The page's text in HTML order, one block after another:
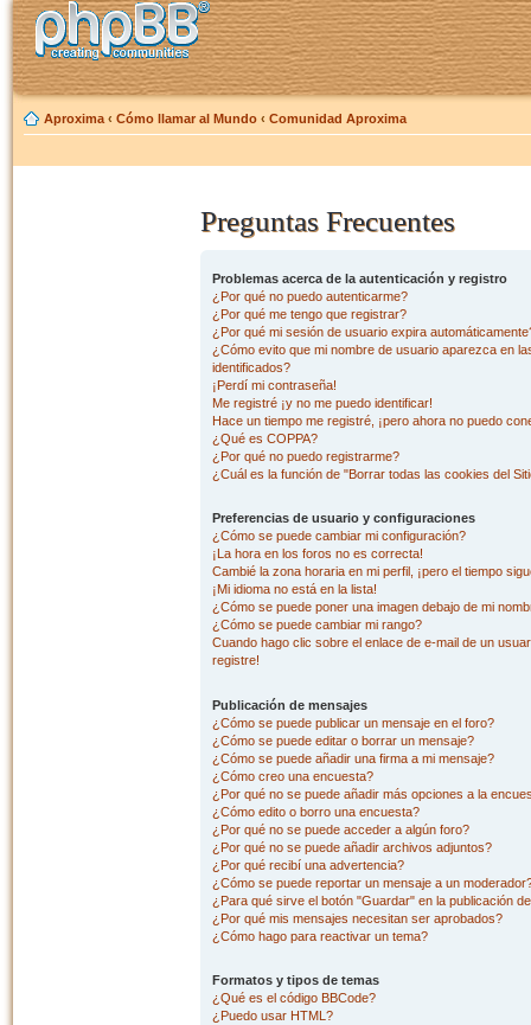
Aproxima ‹ Cómo llamar al Mundo ‹ Comunidad Aproxima
Preguntas Frecuentes
Problemas acerca de la autenticación y registro
¿Por qué no puedo autenticarme?
¿Por qué me tengo que registrar?
¿Por qué mi sesión de usuario expira
¿Cómo evito que mi nombre de usuario aparezca en
identificados?
¡Perdí mi contraseña!
Me registré ¡y no me puedo identificar!
Hace un tiempo me registré, ¡pero ahora no puedo
¿Qué es COPPA?
¿Por qué no puedo registrarme?
¿Cuál es la función de "Borrar todas las cookies del
Preferencias de usuario y configuraciones
¿Cómo se puede cambiar mi configuración?
¡La hora en los foros no es correcta!
Cambié la zona horaria en mi perfil, ¡pero el tiempo
¡Mi idioma no está en la lista!
¿Cómo se puede poner una imagen debajo de mi
¿Cómo se puede cambiar mi rango?
Cuando hago clic sobre el enlace de e-mail de un
registre!
Publicación de mensajes
¿Cómo se puede publicar un mensaje en el foro?
¿Cómo se puede editar o borrar un mensaje?
¿Cómo se puede añadir una firma a mi mensaje?
¿Cómo creo una encuesta?
¿Por qué no se puede añadir más opciones a la
¿Cómo edito o borro una encuesta?
¿Por qué no se puede acceder a algún foro?
¿Por qué no se puede añadir archivos adjuntos?
¿Por qué recibí una advertencia?
¿Cómo se puede reportar un mensaje a un
¿Para qué sirve el botón "Guardar" en la publicación
¿Por qué mis mensajes necesitan ser aprobados?
¿Cómo hago para reactivar un tema?
Formatos y tipos de temas
¿Qué es el código BBCode?
¿Puedo usar HTML?